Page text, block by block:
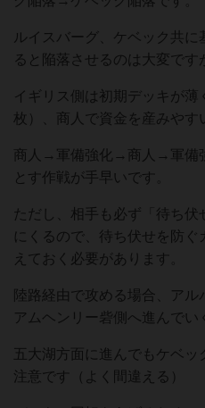
ルイスバーグ、ケベック共
ると陥落させるのは大変です
イギリス側は初期デッキが
枚）、商人で資金を産みやす
商人→軍備強化→商人→軍備
とす作戦が手早いです。
ただし、相手も必ず「待ち伏
にくるので、待ち伏せを防
えておく必要があります。
陸路経由で攻める場合、アル
アムヘンリー砦側へ進んでい
五大湖方面に進んでもケベッ
注意です（よく間違える）